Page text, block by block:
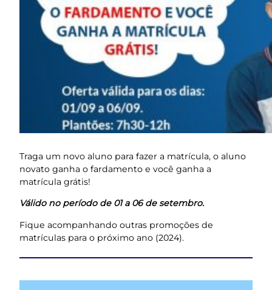
Traga um novo aluno para fazer a matrícula, o aluno
novato ganha o fardamento e você ganha a
matrícula grátis!
Válido no período de 01 a 06 de setembro.
Fique acompanhando outras promoções de
matrículas para o próximo ano (2024).